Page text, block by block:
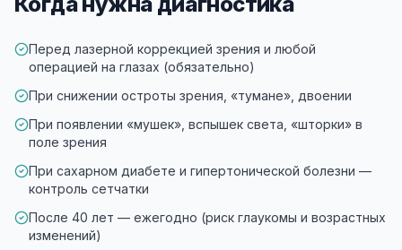
Перед лазерной коррекцией зрения и любой
операцией на глазах (обязательно)
При снижении остроты зрения, «тумане», двоении
При появлении «мушек», вспышек света, «шторки» в
поле зрения
При сахарном диабете и гипертонической болезни —
контроль сетчатки
После 40 лет — ежегодно (риск глаукомы и возрастных
изменений)